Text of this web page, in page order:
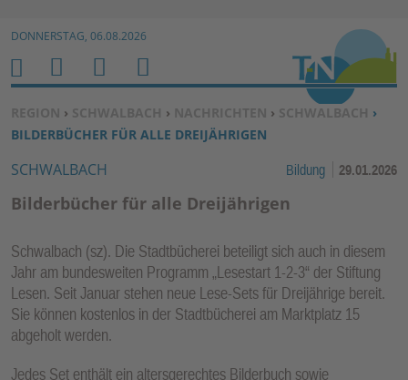
Zum Inhalt springen ↓
DONNERSTAG, 06.08.2026
SIE BEFINDEN SICH HIER:
REGION › SCHWALBACH › NACHRICHTEN › SCHWALBACH ›
BILDERBÜCHER FÜR ALLE DREIJÄHRIGEN
SCHWALBACH Bildung 29.01.2026
Bilderbücher für alle Dreijährigen
Schwalbach (sz). Die Stadtbücherei beteiligt sich auch in diesem
Jahr am bundesweiten Programm „Lesestart 1-2-3“ der Stiftung
Lesen. Seit Januar stehen neue Lese-Sets für Dreijährige bereit.
Sie können kostenlos in der Stadtbücherei am Marktplatz 15
abgeholt werden.
Jedes Set enthält ein altersgerechtes Bilderbuch sowie
H
O
M
E
M
E
N
U
S
U
C
H
E
N
B
E
N
Z
R
F
U
N
TI